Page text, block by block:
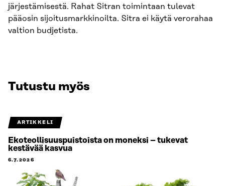
järjestämisestä. Rahat Sitran toimintaan tulevat
pääosin sijoitusmarkkinoilta. Sitra ei käytä verorahaa
valtion budjetista.
Tutustu myös
ARTIKKELI
Ekoteollisuuspuistoista on moneksi – tukevat
kestävää kasvua
6.7.2026